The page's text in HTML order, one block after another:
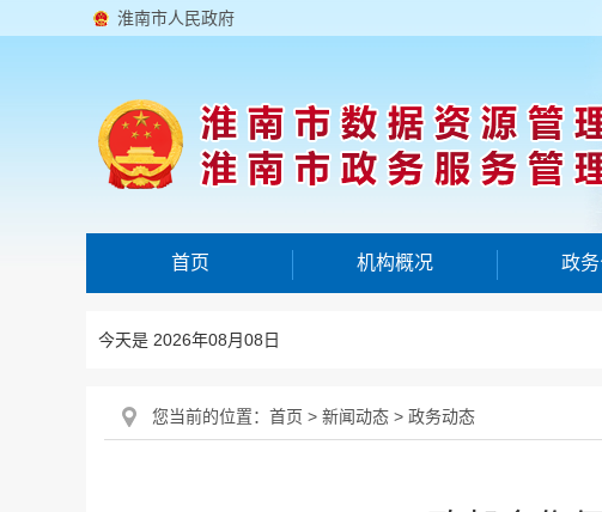
淮南市人民政府
首页 机构概况 政
今天是 2026年08月08日
您当前的位置： 首页 > 新闻动态 > 政务动态